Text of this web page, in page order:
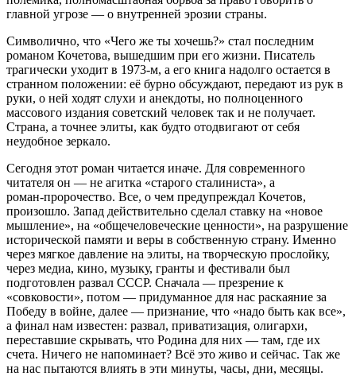
главной угрозе — о внутренней эрозии страны.
Символично, что «Чего же ты хочешь?» стал последним
романом Кочетова, вышедшим при его жизни. Писатель
трагически уходит в 1973‑м, а его книга надолго остается в
странном положении: её бурно обсуждают, передают из рук в
руки, о ней ходят слухи и анекдоты, но полноценного
массового издания советский человек так и не получает.
Страна, а точнее элиты, как будто отодвигают от себя
неудобное зеркало.
Сегодня этот роман читается иначе. Для современного
читателя он — не агитка «старого сталиниста», а
роман‑пророчество. Все, о чем предупреждал Кочетов,
произошло. Запад действительно сделал ставку на «новое
мышление», на «общечеловеческие ценности», на разрушение
исторической памяти и веры в собственную страну. Именно
через мягкое давление на элиты, на творческую прослойку,
через медиа, кино, музыку, гранты и фестивали был
подготовлен развал СССР. Сначала — презрение к
«совковости», потом — придуманное для нас раскаяние за
Победу в войне, далее — признание, что «надо быть как все»,
а финал нам известен: развал, приватизация, олигархи,
переставшие скрывать, что Родина для них — там, где их
счета. Ничего не напоминает? Всё это живо и сейчас. Так же
на нас пытаются влиять в эти минуты, часы, дни, месяцы.